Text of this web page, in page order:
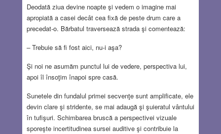
Deodată ziua devine noapte şi vedem o imagine mai
apropiată a casei decât cea fixă de peste drum care a
precedat-o. Bărbatul traversează strada şi comentează:
–Trebuie să fi fost aici, nu-i aşa?
Şi noi ne asumăm punctul lui de vedere, perspectiva lui,
apoi îl însoţim înapoi spre casă.
Sunetele din fundalul primei secvenţe sunt amplificate, ele
devin clare şi stridente, se mai adaugă şi şuieratul vântului
în tufişuri. Schimbarea bruscă a perspectivei vizuale
sporeşte incertitudinea sursei auditive şi contribuie la